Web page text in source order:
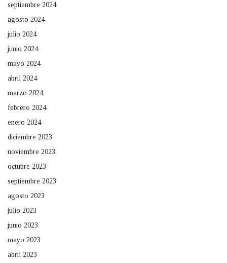
septiembre 2024
agosto 2024
julio 2024
junio 2024
mayo 2024
abril 2024
marzo 2024
febrero 2024
enero 2024
diciembre 2023
noviembre 2023
octubre 2023
septiembre 2023
agosto 2023
julio 2023
junio 2023
mayo 2023
abril 2023